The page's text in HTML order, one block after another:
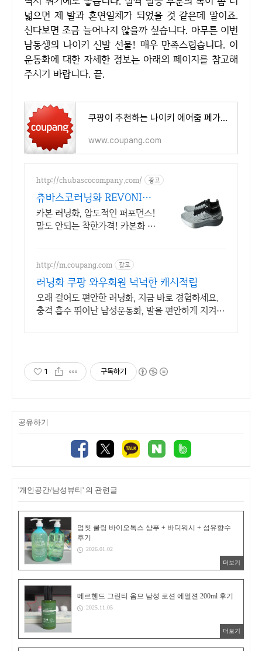
넓으면 제 발과 혼연일체가 되었을 것 같은데 말이죠.
신다보면 조금 늘어나지 않을까 싶습니다. 아무튼 이번
남동생의 나이키 신발 선물! 매우 만족스럽습니다. 이
운동화에 대한 자세한 정보는 아래의 페이지를 참고해
주시기 바랍니다. 끝.
쿠팡이 추천하는 나이키 에어줌 페가수스 관련 혜택과 특가
www.coupang.com
http://chubascocompany.com/ 광고
츄바스코러닝화 REVONIX
카본의 한계 없는 반발력
카본 러닝화, 압도적인 퍼포먼스!
말도 안되는 착한가격! 카본화 신
http://m.coupang.com 광고
러닝화 쿠팡 와우회원 넉넉한 캐시적립
오래 걸어도 편안한 러닝화, 지금 바로 경험하세요.
충격 흡수 뛰어난 남성운동화, 발을 편안하게 지켜줍
1 구독하기
공유하기
'개인공간/남성뷰티' 의 관련글
멈칫 쿨링 바이오톡스 샴푸 + 바디워시 + 섬유향수
후기
2026.01.02
더보기
메르헨드 그린티 옴므 남성 로션 에멀젼 200ml 후기
2025.11.05
더보기